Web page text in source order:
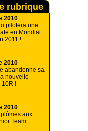
rubrique
2010
pilotera une
en Mondial
2011 !
2010
abandonne sa
nouvelle
10R !
2010
aux
Team